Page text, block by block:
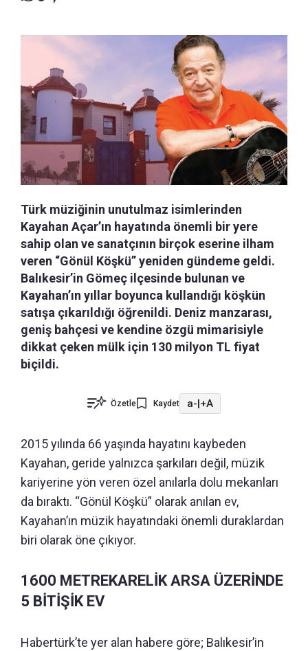
Türk müziğinin unutulmaz isimlerinden
Kayahan Açar’ın hayatında önemli bir yere
sahip olan ve sanatçının birçok eserine ilham
veren “Gönül Köşkü” yeniden gündeme geldi.
Balıkesir’in Gömeç ilçesinde bulunan ve
Kayahan’ın yıllar boyunca kullandığı köşkün
satışa çıkarıldığı öğrenildi. Deniz manzarası,
geniş bahçesi ve kendine özgü mimarisiyle
dikkat çeken mülk için 130 milyon TL fiyat
biçildi.
Özetle Kaydet a-|+A
2015 yılında 66 yaşında hayatını kaybeden
Kayahan, geride yalnızca şarkıları değil, müzik
kariyerine yön veren özel anılarla dolu mekanları
da bıraktı. “Gönül Köşkü” olarak anılan ev,
Kayahan’ın müzik hayatındaki önemli duraklardan
biri olarak öne çıkıyor.
1600 METREKARELİK ARSA ÜZERİNDE
5 BİTİŞİK EV
Habertürk’te yer alan habere göre; Balıkesir’in